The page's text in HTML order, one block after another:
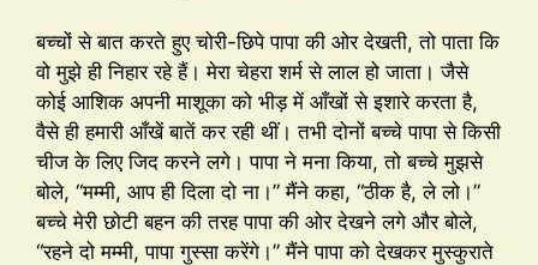
बच्चों से बात करते हुए चोरी-छिपे पापा की ओर देखती, तो पाता कि
वो मुझे ही निहार रहे हैं। मेरा चेहरा शर्म से लाल हो जाता। जैसे
कोई आशिक अपनी माशूका को भीड़ में आँखों से इशारे करता है,
वैसे ही हमारी आँखें बातें कर रही थीं। तभी दोनों बच्चे पापा से किसी
चीज के लिए जिद करने लगे। पापा ने मना किया, तो बच्चे मुझसे
बोले, “मम्मी, आप ही दिला दो ना।” मैंने कहा, “ठीक है, ले लो।”
बच्चे मेरी छोटी बहन की तरह पापा की ओर देखने लगे और बोले,
“रहने दो मम्मी, पापा गुस्सा करेंगे।” मैंने पापा को देखकर मुस्कुराते